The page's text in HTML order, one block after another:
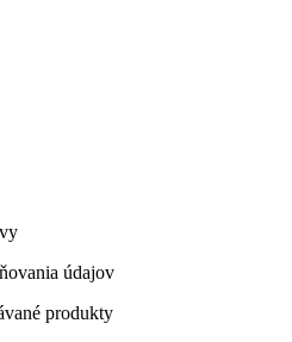
údajov
produkty